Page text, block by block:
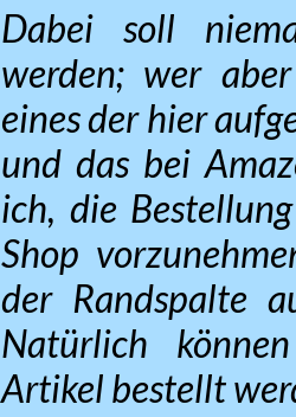
Dabei soll
werden; wer
eines der hier
und das bei
ich, die
Shop
der Randspalte
Natürlich
Artikel bestellt